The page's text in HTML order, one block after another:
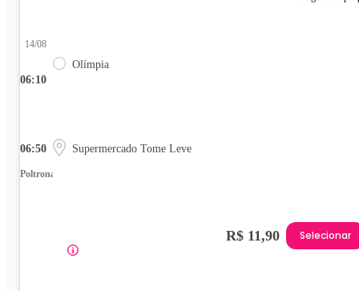
06:10
14/08
Olímpia
06:50 Supermercado Tome Leve
Poltrona
R$ 11,90 Selecionar